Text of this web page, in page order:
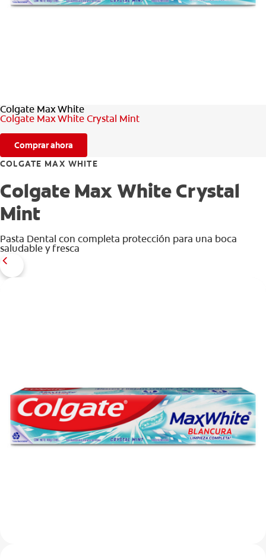
Colgate Max White
Colgate Max White Crystal Mint
Comprar ahora
COLGATE MAX WHITE
Colgate Max White Crystal
Mint
Pasta Dental con completa protección para una boca
saludable y fresca